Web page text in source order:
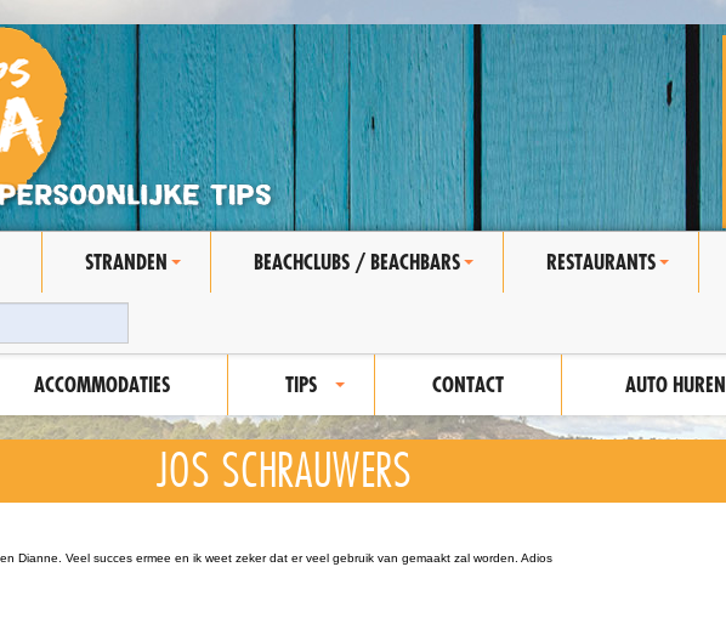
STRANDEN BEACHCLUBS / BEACHBARS RESTAURANTS
ACCOMMODATIES TIPS CONTACT AUTO HUREN
JOS SCHRAUWERS
Dianne. Veel succes ermee en ik weet zeker dat er veel gebruik van gemaakt zal worden. Adios